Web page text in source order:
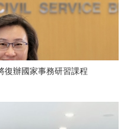
復辦國家事務研習課程